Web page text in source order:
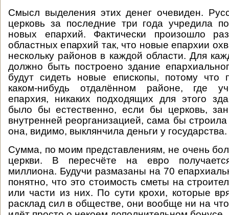
Смысл выделения этих денег очевиден.
церковь за последние три года учредила
новых епархий. Фактически произошло
областных епархий так, что новые епархии
нескольку районов в каждой области. Для
должно быть построено здание
будут сидеть новые епископы, потому что
каком-нибудь отдалённом районе, где
епархия, никаких подходящих для этого
было бы естественно, если бы церковь,
внутренней реорганизацией, сама бы строила
она, видимо, выклянчила деньги у государства.
Сумма, по моим представлениям, не очень
церкви. В пересчёте на евро
миллиона. Будучи размазаны на 70
понятно, что это стоимость сметы на
или части из них. По сути крохи, которые
расклад сил в обществе, они вообще ни на